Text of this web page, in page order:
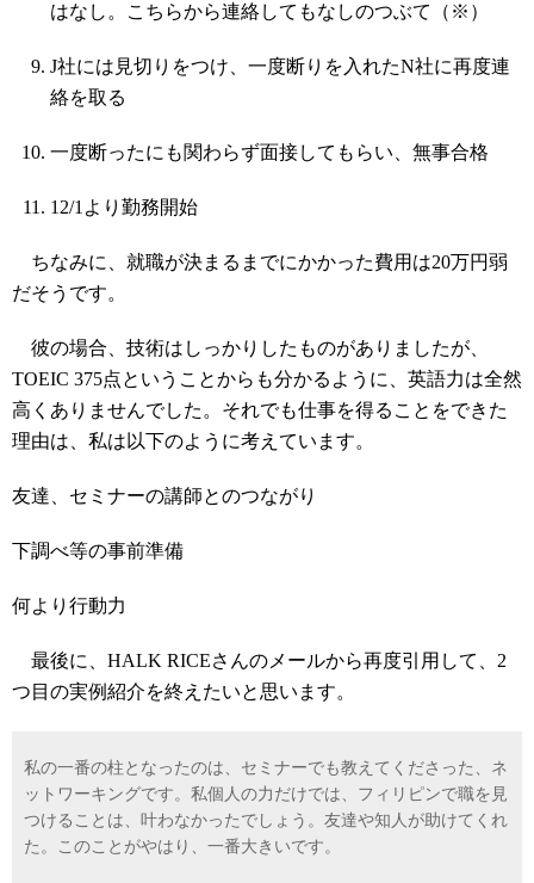
はなし。こちらから連絡してもなしのつぶて（※）
J社には見切りをつけ、一度断りを入れたN社に再度連
絡を取る
一度断ったにも関わらず面接してもらい、無事合格
12/1より勤務開始
ちなみに、就職が決まるまでにかかった費用は20万円弱
だそうです。
彼の場合、技術はしっかりしたものがありましたが、
TOEIC 375点ということからも分かるように、英語力は全然
高くありませんでした。それでも仕事を得ることをできた
理由は、私は以下のように考えています。
友達、セミナーの講師とのつながり
下調べ等の事前準備
何より行動力
最後に、HALK RICEさんのメールから再度引用して、2
つ目の実例紹介を終えたいと思います。
私の一番の柱となったのは、セミナーでも教えてくださった、ネ
ットワーキングです。私個人の力だけでは、フィリピンで職を見
つけることは、叶わなかったでしょう。友達や知人が助けてくれ
た。このことがやはり、一番大きいです。